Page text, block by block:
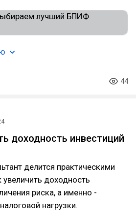
44
доходность инвестиций
делится практическими
доходность
риска, а именно -
нагрузки.